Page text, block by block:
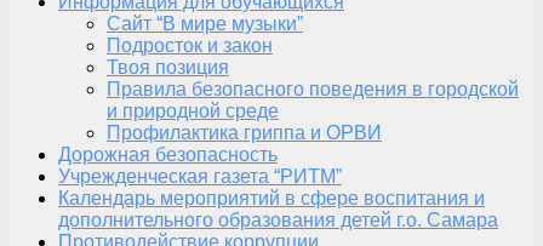
Сайт “В мире музыки”
Подросток и закон
Твоя позиция
Правила безопасного поведения в городской
и природной среде
Профилактика гриппа и ОРВИ
Дорожная безопасность
Учрежденческая газета “РИТМ”
Календарь мероприятий в сфере воспитания и
дополнительного образования детей г.о. Самара
Противодействие коррупции